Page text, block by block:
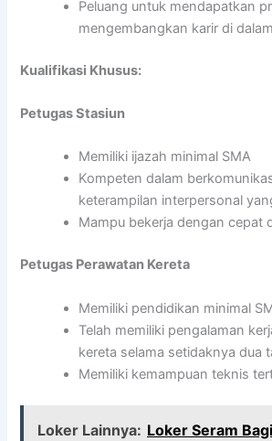
Peluang untuk mendapatkan
mengembangkan karir di
Kualifikasi Khusus:
Petugas Stasiun
Memiliki ijazah minimal SMA
Kompeten dalam
keterampilan interpersonal
Mampu bekerja dengan cepat
Petugas Perawatan Kereta
Memiliki pendidikan minimal
Telah memiliki pengalaman
kereta selama setidaknya dua
Memiliki kemampuan teknis
Loker Lainnya: Loker Seram